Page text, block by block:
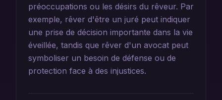
préoccupations ou les désirs du rêveur. Par
exemple, rêver d'être un juré peut indiquer
une prise de décision importante dans la vie
éveillée, tandis que rêver d'un avocat peut
symboliser un besoin de défense ou de
protection face à des injustices.